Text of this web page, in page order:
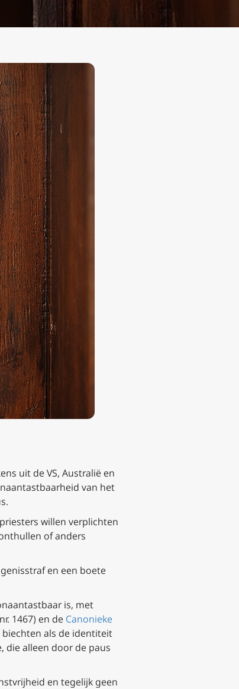
uit de VS, Australië en
van het
willen verplichten
of anders
en een boete
is, met
1467) en de Canonieke
biechten als de identiteit
die alleen door de paus
en tegelijk geen